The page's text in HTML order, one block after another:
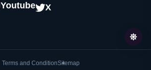
Youtube X
Terms and ConditionSitemap